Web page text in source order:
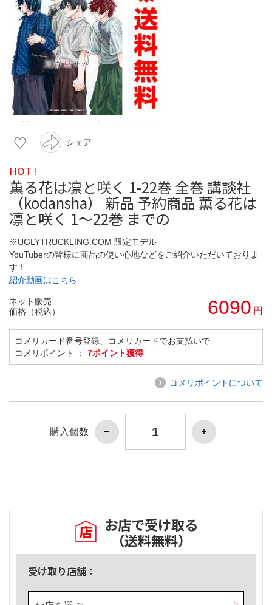
シェア
HOT !
薫る花は凛と咲く 1-22巻 全巻 講談社
（kodansha） 新品 予約商品 薫る花は
凛と咲く 1〜22巻 までの
※UGLYTRUCKLING.COM 限定モデル
YouTuberの皆様に商品の使い心地などをご紹介いただいておりま
す！
紹介動画はこちら
ネット販売
価格（税込）
6090 円
コメリカード番号登録、コメリカードでお支払いで
コメリポイント ： 7ポイント獲得
コメリポイントについて
購入個数
お店で受け取る
（送料無料）
受け取り店舗：